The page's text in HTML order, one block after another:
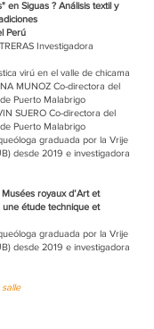
en Siguas ? Análisis textil y
Perú
Investigadora
virú en el valle de chicama
MUNOZ Co-directora del
Puerto Malabrigo
SUERO Co-directora del
Puerto Malabrigo
graduada por la Vrije
desde 2019 e investigadora
royaux d’Art et
une étude technique et
graduada por la Vrije
desde 2019 e investigadora